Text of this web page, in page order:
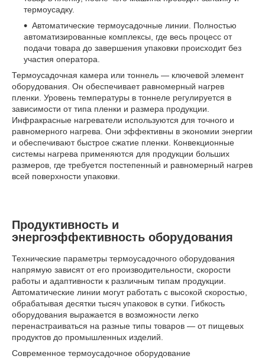
термоусадку.
Автоматические термоусадочные линии. Полностью
автоматизированные комплексы, где весь процесс от
подачи товара до завершения упаковки происходит без
участия оператора.
Термоусадочная камера или тоннель — ключевой элемент
оборудования. Он обеспечивает равномерный нагрев
пленки. Уровень температуры в тоннеле регулируется в
зависимости от типа пленки и размера продукции.
Инфракрасные нагреватели используются для точного и
равномерного нагрева. Они эффективны в экономии энергии
и обеспечивают быстрое сжатие пленки. Конвекционные
системы нагрева применяются для продукции больших
размеров, где требуется постепенный и равномерный нагрев
всей поверхности упаковки.
Продуктивность и
энергоэффективность оборудования
Технические параметры термоусадочного оборудования
напрямую зависят от его производительности, скорости
работы и адаптивности к различным типам продукции.
Автоматические линии могут работать с высокой скоростью,
обрабатывая десятки тысяч упаковок в сутки. Гибкость
оборудования выражается в возможности легко
перенастраиваться на разные типы товаров — от пищевых
продуктов до промышленных изделий.
Современнoе термоусадочное оборудование